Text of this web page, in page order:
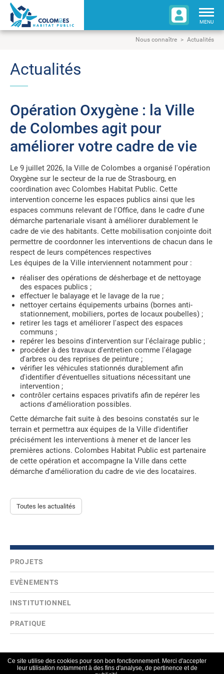
MENU
Nous connaître Actualités
Actualités
Opération Oxygène : la Ville
de Colombes agit pour
améliorer votre cadre de vie
Le 9 juillet 2026, la Ville de Colombes a organisé l'opération
Oxygène sur le secteur de la rue de Strasbourg, en
coordination avec Colombes Habitat Public. Cette
intervention concerne les espaces publics ainsi que les
espaces communs relevant de l'Office, dans le cadre d'une
démarche partenariale visant à améliorer durablement le
cadre de vie des habitants. Cette mobilisation conjointe doit
permettre de coordonner les interventions de chacun dans le
respect de leurs compétences respectives
Les équipes de la Ville interviennent notamment pour :
réaliser des opérations de désherbage et de nettoyage
des espaces publics ;
effectuer le balayage et le lavage de la rue ;
nettoyer certains équipements urbains (bornes anti-
stationnement, mobiliers, portes de locaux poubelles) ;
retirer les tags et améliorer l'aspect des espaces
communs ;
repérer les besoins d'intervention sur l'éclairage public ;
procéder à des travaux d'entretien comme l'élagage
d'arbres ou des reprises de peinture ;
vérifier les véhicules stationnés durablement afin
d'identifier d'éventuelles situations nécessitant une
intervention ;
contrôler certains espaces privatifs afin de repérer les
actions d'amélioration possibles.
Cette démarche fait suite à des besoins constatés sur le
terrain et permettra aux équipes de la Ville d'identifier
précisément les interventions à mener et de lancer les
premières actions. Colombes Habitat Public est partenaire
de cette opération et accompagne la Ville dans cette
démarche d'amélioration du cadre de vie des locataires.
Toutes les actualités
PROJETS
EVÈNEMENTS
INSTITUTIONNEL
PRATIQUE
COLOMBES HABITAT PUBLIC,
premier bailleur social de Colombes
Ce site utilise des cookies pour son bon fonctionnement. Merci d'accepter
leur utilisation notamment à des fins d'analyse, de pertinence et de